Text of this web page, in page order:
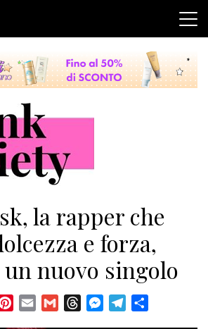
la rapper che
e forza,
nuovo singolo
Pinterest
Email Gmail ThreadsMessenger
Telegram